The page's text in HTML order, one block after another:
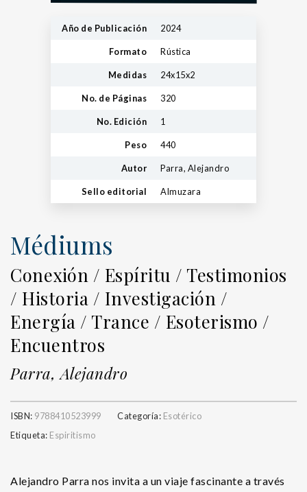
Año de Publicación 2024
Formato Rústica
Medidas 24x15x2
No. de Páginas 320
No. Edición 1
Peso 440
Autor Parra, Alejandro
Sello editorial Almuzara
Médiums
Conexión / Espíritu / Testimonios
/ Historia / Investigación /
Energía / Trance / Esoterismo /
Encuentros
Parra, Alejandro
ISBN: 9788410523999 Categoría: Esotérico
Etiqueta: Espiritismo
Alejandro Parra nos invita a un viaje fascinante a través